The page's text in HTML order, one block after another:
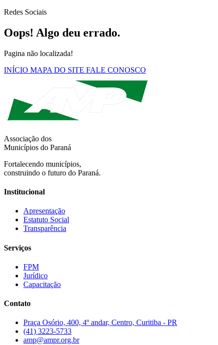
Redes Sociais
Oops! Algo deu errado.
Pagina não localizada!
INÍCIO MAPA DO SITE FALE CONOSCO
Associação dos
Municípios do Paraná
Fortalecendo municípios,
construindo o futuro do Paraná.
Institucional
Apresentação
Estatuto Social
Transparência
Serviços
FPM
Jurídico
Capacitação
Contato
Praça Osório, 400, 4º andar, Centro, Curitiba - PR
(41) 3223-5733
amp@ampr.org.br